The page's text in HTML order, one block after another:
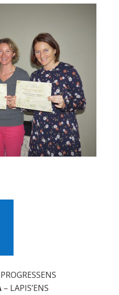
– LAPIS’ENS